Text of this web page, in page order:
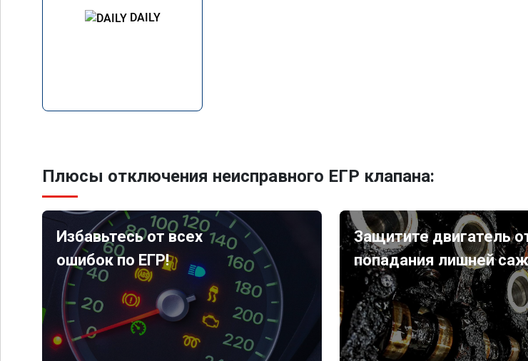
DAILY
Плюсы отключения неисправного ЕГР клапана:
Избавьтесь от всех
ошибок по ЕГР!
Защитите двигатель
попадания лишней